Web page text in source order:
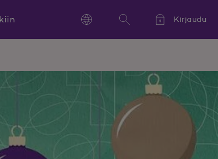
Kieli,
Language Hae
Kirjaudu